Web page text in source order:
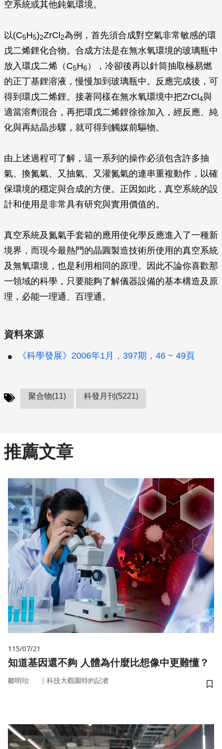
空系統或其他鈍氣環境。
以(C5H5)2ZrCl 2為例，首先須合成對空氣非常敏感的環
戊二烯鋰化合物。合成方法是在無水氧環境的玻璃瓶中
放入環戊二烯（C5H6 ），冷卻後再以針筒抽取極易燃
的正丁基鋰溶液，慢慢加到玻璃瓶中。反應完成後，可
得到環戊二烯鋰。接著同樣在無水氧環境中把ZrCl 4與
適當溶劑混合，再把環戊二烯鋰徐徐加入，經反應、純
化與再結晶步驟，就可得到觸媒前驅物。
由上述過程可了解，這一系列的操作必須包含許多抽
氣、換氮氣、又抽氣、又灌氮氣的連串重複動作，以確
保環境的穩定與合成的方便。正因如此，真空系統的設
計和使用是非常具有研究與實用價值的。
真空系統及氮氣手套箱的應用使化學反應進入了一種新
境界，而現今最熱門的晶圓製造技術所使用的真空系統
及無氧環境，也是利用相同的原理。因此不論你喜歡那
一領域的科學，只要能夠了解儀器設備的基本構造及原
理，必能一理通、百理通。
資料來源
《科學發展》2006年1月，397期，46 ~ 49頁
聚合物(11) 科發月刊(5221)
推薦文章
115/07/21
知道基因還不夠 人體為什麼比想像中更難懂？
鄒明珆 ｜ 科技大觀園特約記者
儲